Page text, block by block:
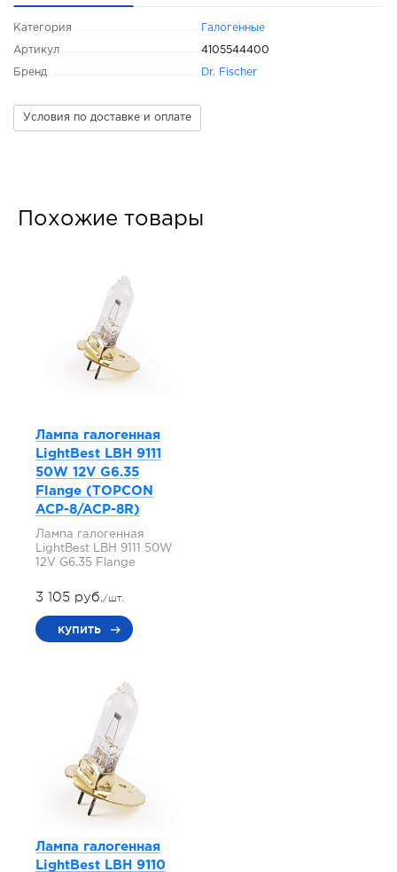
Категория Галогенные
Артикул 4105544400
Бренд Dr. Fischer
Условия по доставке и оплате
Похожие товары
Лампа галогенная
LightBest LBH 9111
50W 12V G6.35
Flange (TOPCON
ACP-8/ACP-8R)
Лампа галогенная
LightBest LBH 9111 50W
12V G6.35 Flange
3 105 руб./шт.
купить
Лампа галогенная
LightBest LBH 9110